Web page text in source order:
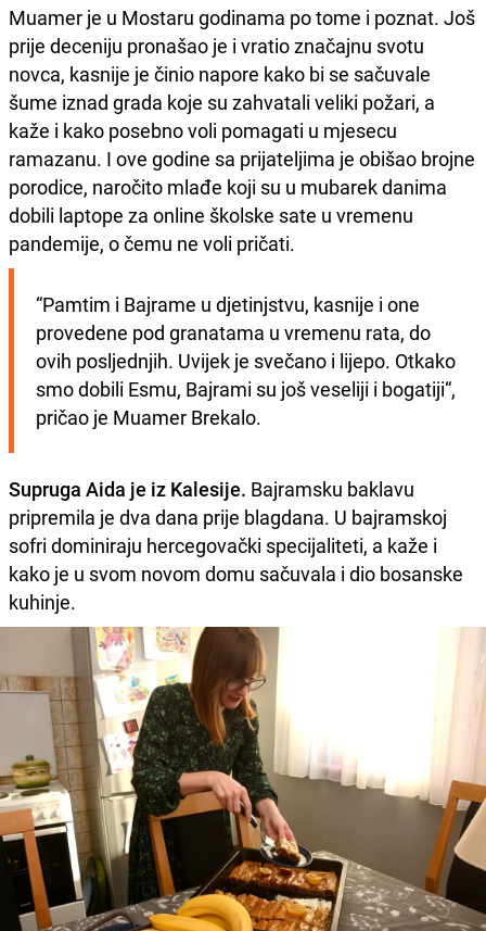
Muamer je u Mostaru godinama po tome i poznat. Još
prije deceniju pronašao je i vratio značajnu svotu
novca, kasnije je činio napore kako bi se sačuvale
šume iznad grada koje su zahvatali veliki požari, a
kaže i kako posebno voli pomagati u mjesecu
ramazanu. I ove godine sa prijateljima je obišao brojne
porodice, naročito mlađe koji su u mubarek danima
dobili laptope za online školske sate u vremenu
pandemije, o čemu ne voli pričati.
“Pamtim i Bajrame u djetinjstvu, kasnije i one
provedene pod granatama u vremenu rata, do
ovih posljednjih. Uvijek je svečano i lijepo. Otkako
smo dobili Esmu, Bajrami su još veseliji i bogatiji“,
pričao je Muamer Brekalo.
Supruga Aida je iz Kalesije. Bajramsku baklavu
pripremila je dva dana prije blagdana. U bajramskoj
sofri dominiraju hercegovački specijaliteti, a kaže i
kako je u svom novom domu sačuvala i dio bosanske
kuhinje.